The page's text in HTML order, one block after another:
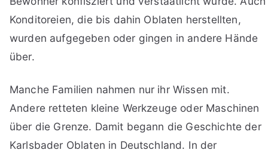
Konditoreien, die bis dahin Oblaten herstellten,
wurden aufgegeben oder gingen in andere Hände
über.
Manche Familien nahmen nur ihr Wissen mit.
Andere retteten kleine Werkzeuge oder Maschinen
über die Grenze. Damit begann die Geschichte der
Karlsbader Oblaten in Deutschland. In der